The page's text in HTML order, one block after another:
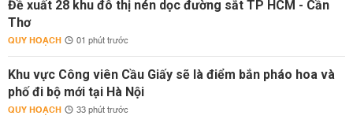
Đề xuất 28 khu đô thị nén dọc đường sắt TP HCM - Cần
Thơ
QUY HOẠCH 01 phút trước
Khu vực Công viên Cầu Giấy sẽ là điểm bắn pháo hoa và
phố đi bộ mới tại Hà Nội
QUY HOẠCH 33 phút trước